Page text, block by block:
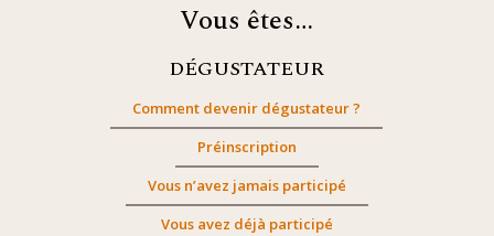
Vous êtes…
DÉGUSTATEUR
Comment devenir dégustateur ?
Préinscription
Vous n’avez jamais participé
Vous avez déjà participé